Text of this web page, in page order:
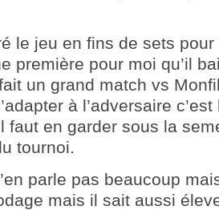
le jeu en fins de sets pour
première pour moi qu’il
un grand match vs
à l’adversaire
faut en garder sous la
tournoi.
parle pas beaucoup
mais il sait aussi